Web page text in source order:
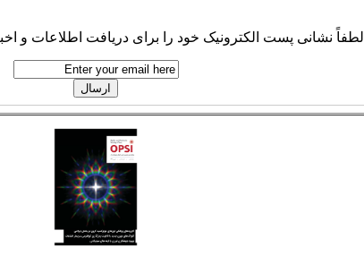
لطفاً نشانی پست الکترونیک خود را برای دریافت اطلاعات و